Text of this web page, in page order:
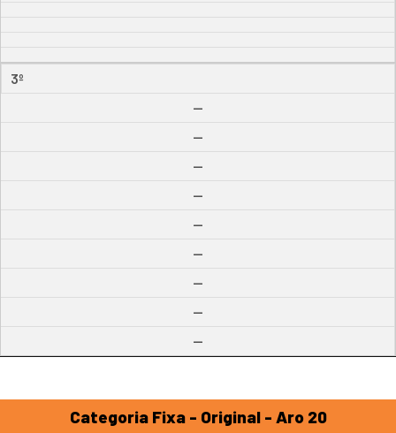
3º
--
--
--
--
--
--
--
--
--
Categoria Fixa - Original - Aro 20